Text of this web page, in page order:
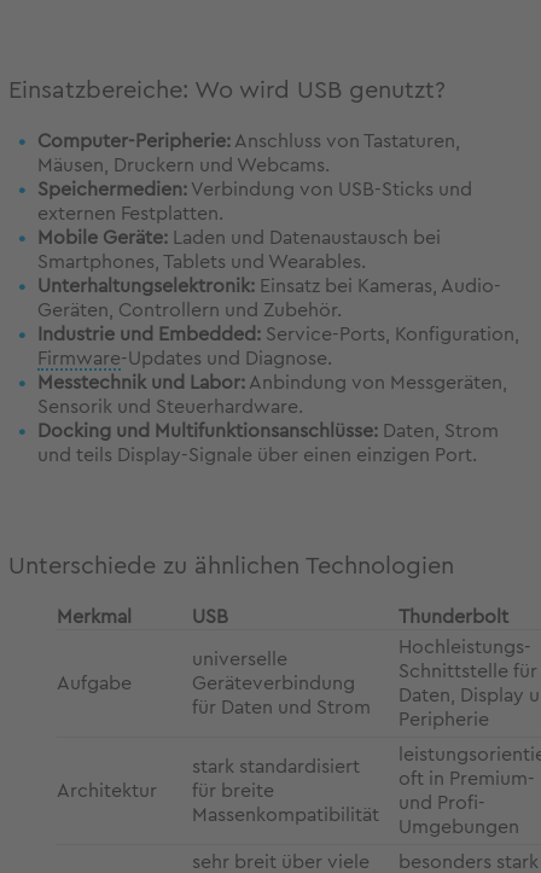
Einsatzbereiche: Wo wird USB genutzt?
Computer-Peripherie: Anschluss von Tastaturen,
Mäusen, Druckern und Webcams.
Speichermedien: Verbindung von USB-Sticks und
externen Festplatten.
Mobile Geräte: Laden und Datenaustausch bei
Smartphones, Tablets und Wearables.
Unterhaltungselektronik: Einsatz bei Kameras, Audio-
Geräten, Controllern und Zubehör.
Industrie und Embedded: Service-Ports, Konfiguration,
Firmware-Updates und Diagnose.
Messtechnik und Labor: Anbindung von Messgeräten,
Sensorik und Steuerhardware.
Docking und Multifunktionsanschlüsse: Daten, Strom
und teils Display-Signale über einen einzigen Port.
Unterschiede zu ähnlichen Technologien
Merkmal USB Thunderbolt
Aufgabe
universelle
Geräteverbindung
für Daten und Strom
Hochleistungs-
Schnittstelle für
Daten, Display
Peripherie
Architektur
stark standardisiert
für breite
Massenkompatibilität
oft in Premium-
und Profi-
Umgebungen
sehr breit über viele
besonders stark